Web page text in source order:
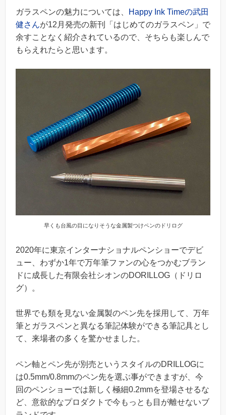
ガラスペンの魅力については、
Happy Ink Timeの武田
健さんが12月発売の新刊「はじめてのガラスペン」で
余すことなく紹介されているので、そちらも楽しんで
もらえれたらと思います。
早くも台風の目になりそうな金属製つけペンのドリログ
2020年に東京インターナショナルペンショーでデビ
ュー、わずか1年で万年筆ファンの心をつかむブラン
ドに成長した有限会社シオンのDORILLOG（ドリロ
グ）。
世界でも類を見ない金属製のペン先を採用して、万年
筆とガラスペンと異なる筆記体験ができる筆記具とし
て、来場者の多くを驚かせました。
ペン軸とペン先が別売というスタイルのDRILLOGに
は0.5mm/0.8mmのペン先を選ぶ事ができますが、今
回のペンショーでは新しく極細0.2mmを登場させるな
ど、意欲的なプロダクトで今もっとも目が離せないブ